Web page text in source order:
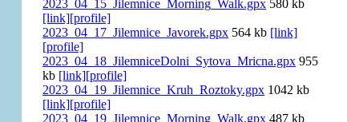
2023_04_15_Jilemnice_Morning_Walk.gpx 580 kb
[link][profile]
2023_04_17_Jilemnice_Javorek.gpx 564 kb [link]
[profile]
2023_04_18_JilemniceDolni_Sytova_Mricna.gpx 955
kb [link][profile]
2023_04_19_Jilemnice_Kruh_Roztoky.gpx 1042 kb
[link][profile]
2023_04_19_Jilemnice_Morning_Walk.gpx 487 kb